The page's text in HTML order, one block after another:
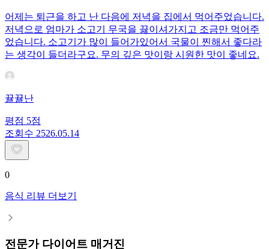
어제는 퇴근을 하고 난 다음에 저녁을 집에서 먹어주었습니다.
저녁으로 엄마가 소고기 무국을 끓이셔가지고 조금만 먹어주
었습니다. 소고기가 많이 들어가있어서 국물이 찐해서 좋다라
는 생각이 들더라구요. 무의 깊은 맛이랑 시원한 맛이 좋네요.
뀰뀰난
평점 5점
조회수 2526.05.14
0
음식 리뷰 더보기
전문가 다이어트 매거진